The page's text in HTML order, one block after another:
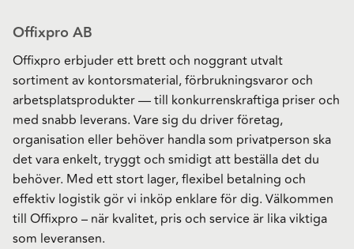
Offixpro AB
Offixpro erbjuder ett brett och noggrant utvalt
sortiment av kontorsmaterial, förbrukningsvaror och
arbetsplatsprodukter — till konkurrenskraftiga priser och
med snabb leverans. Vare sig du driver företag,
organisation eller behöver handla som privatperson ska
det vara enkelt, tryggt och smidigt att beställa det du
behöver. Med ett stort lager, flexibel betalning och
effektiv logistik gör vi inköp enklare för dig. Välkommen
till Offixpro – när kvalitet, pris och service är lika viktiga
som leveransen.